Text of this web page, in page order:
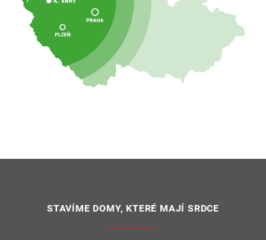
STAVÍME DOMY, KTERÉ MAJÍ SRDCE